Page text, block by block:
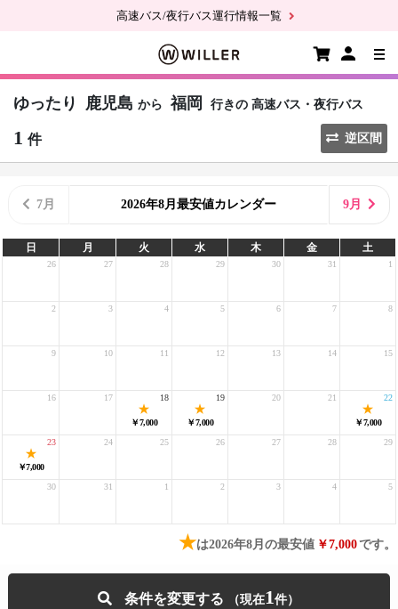
高速バス/夜行バス運行情報一覧
ゆったり 鹿児島 から 福岡 行きの 高速バス・夜行バス
1 件 逆区間
7月 2026年8月最安値カレンダー 9月
日 月 火 水 木 金 土
26 27 28 29 30 31 1
2 3 4 5 6 7 8
9 10 11 12 13 14 15
16 17
￥7,000
18
￥7,000
19 20 21
￥7,000
22
￥7,000
23 24 25 26 27 28 29
30 31 1 2 3 4 5
★は2026年8月の最安値 ￥7,000です。
条件を変更する 1